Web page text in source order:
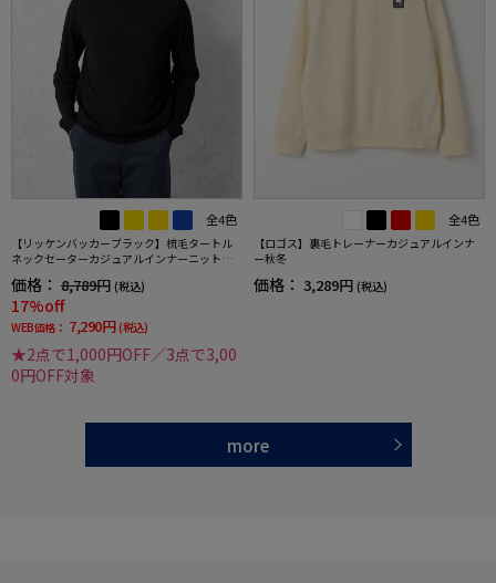
全4色
【リッケンバッカーブラック】梳毛タートル
ネックセーターカジュアルインナーニット長
袖保温秋冬
価格： 8,789円 (税込)
17%off
WEB価格： 7,290円 (税込)
★2点で1,000円OFF／3点で3,00
0円OFF対象
全4色
【ロゴス】裏毛トレーナーカジュアルインナ
ー秋冬
価格： 3,289円 (税込)
more